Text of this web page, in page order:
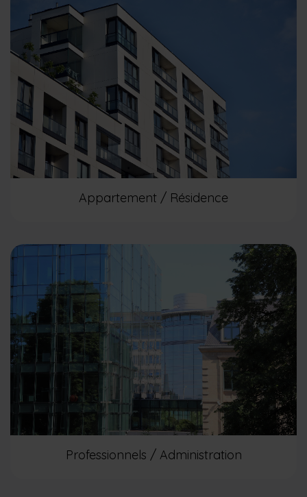
Appartement / Résidence
Professionnels / Administration